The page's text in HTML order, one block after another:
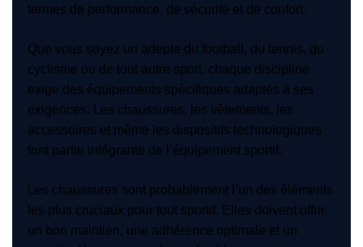
termes de performance, de sécurité et de confort.
Que vous soyez un adepte du football, du tennis, du
cyclisme ou de tout autre sport, chaque discipline
exige des équipements spécifiques adaptés à ses
exigences. Les chaussures, les vêtements, les
accessoires et même les dispositifs technologiques
font partie intégrante de l’équipement sportif.
Les chaussures sont probablement l’un des éléments
les plus cruciaux pour tout sportif. Elles doivent offrir
un bon maintien, une adhérence optimale et un